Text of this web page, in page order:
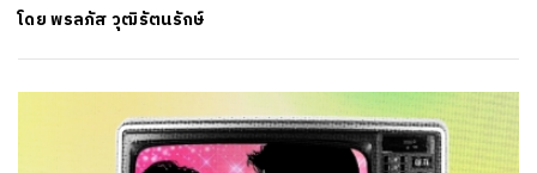
โดยพรลภัส วุฒิรัตนรักษ์